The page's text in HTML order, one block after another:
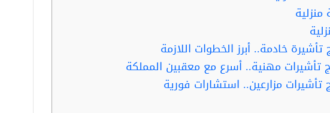
خادمة.. أبرز الخطوات اللازمة
تأشيرات مهنية.. أسرع مع معقبين المملكة
مزارعين.. استشارات فورية